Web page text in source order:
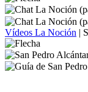
Vídeos La Noción |